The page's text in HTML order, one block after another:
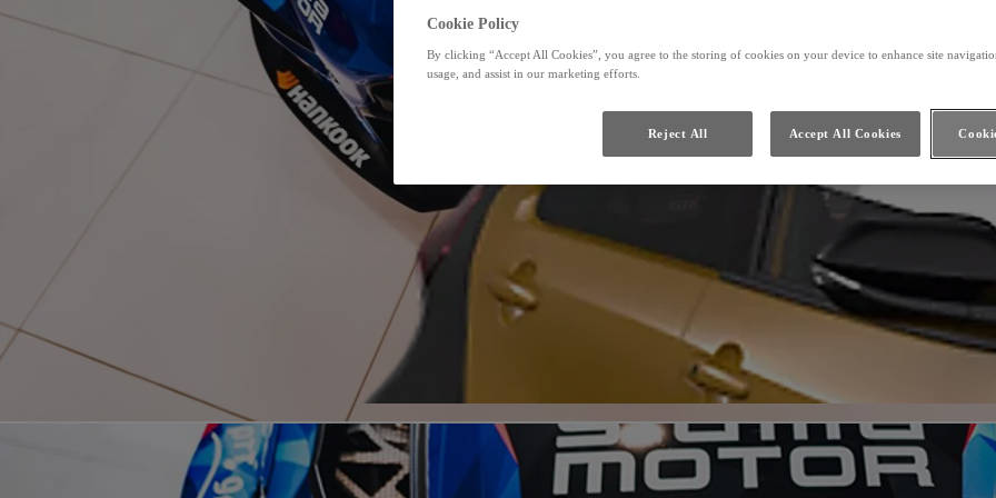
Cookie Policy
By clicking “Accept All Cookies”, you agree to the storing of cookies on your device to enhance site
usage, and assist in our marketing efforts.
Reject All Accept All Cookies